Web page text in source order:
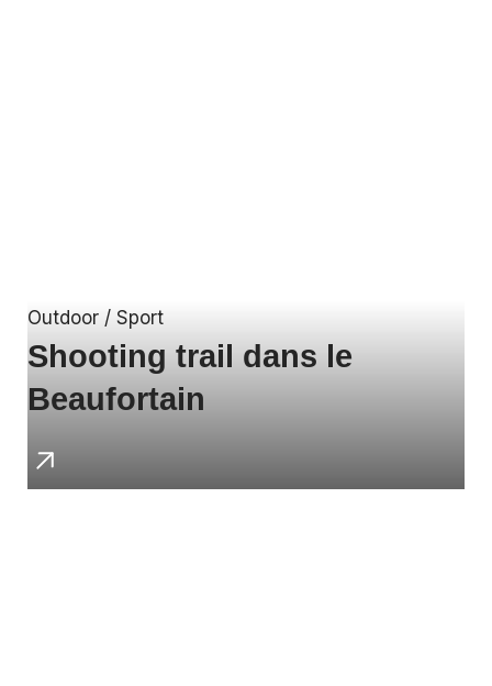
Outdoor / Sport
Shooting trail dans le
Beaufortain